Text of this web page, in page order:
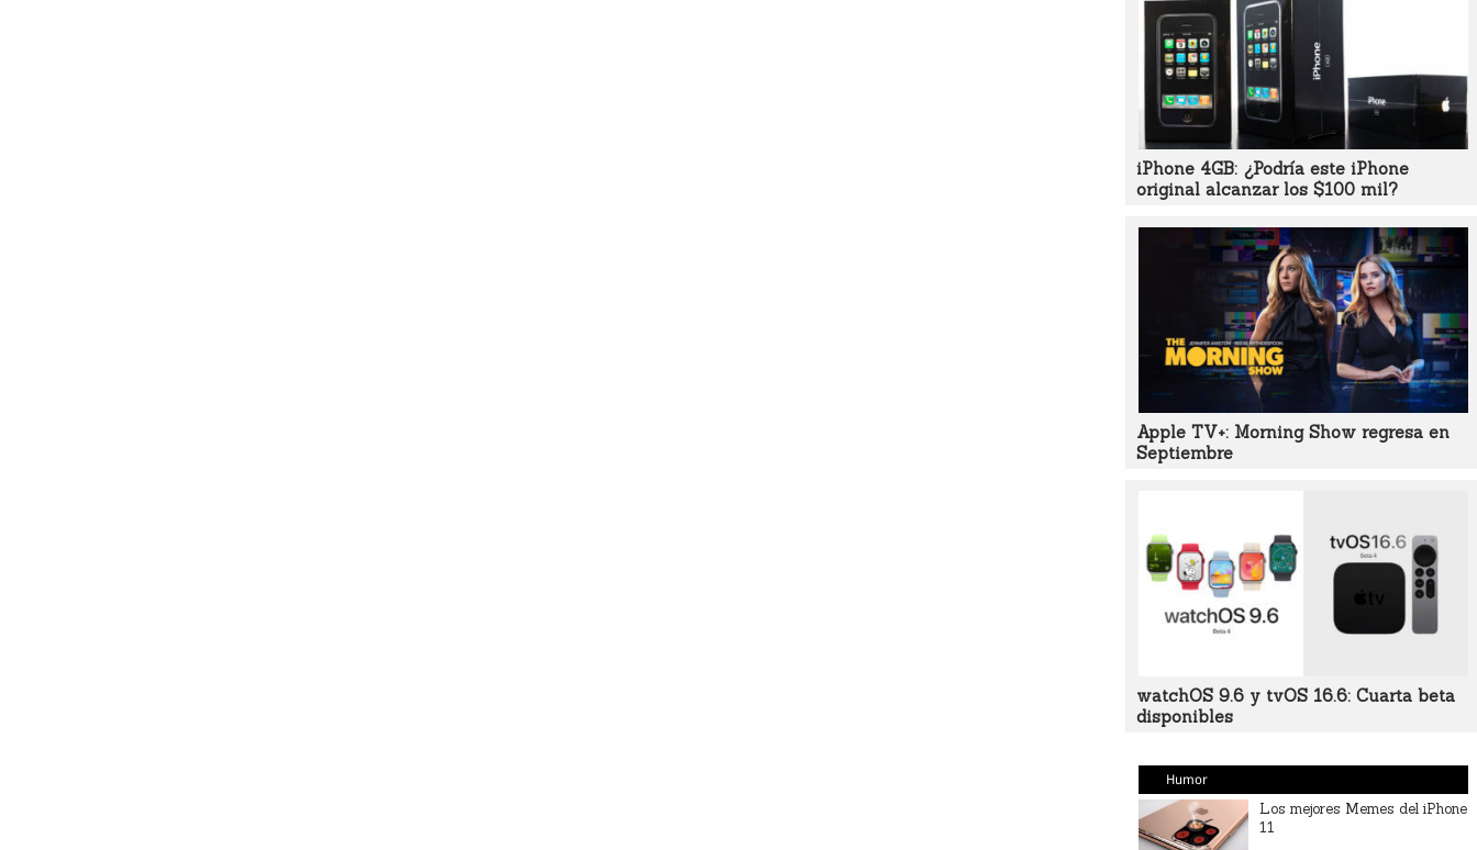
iPhone 4GB: ¿Podría este iPhone
original alcanzar los $100 mil?
Apple TV+: Morning Show regresa en
Septiembre
watchOS 9.6 y tvOS 16.6: Cuarta beta
disponibles
Humor
Los mejores Memes del iPhone
11